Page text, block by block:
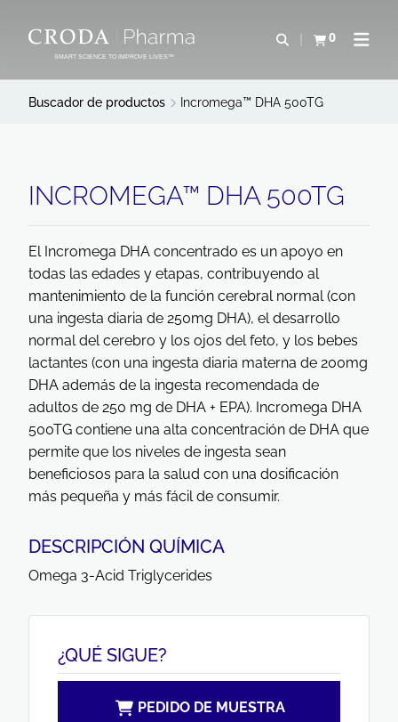
CONTENIDOSMART SCIENCE TO IMPROVE LIVES™
Abrir0
Ver carritoAbrir
Buscador de productos Incromega™ DHA 500TG
INCROMEGA™ DHA 500TG
El Incromega DHA concentrado es un apoyo en
todas las edades y etapas, contribuyendo al
mantenimiento de la función cerebral normal (con
una ingesta diaria de 250mg DHA), el desarrollo
normal del cerebro y los ojos del feto, y los bebes
lactantes (con una ingesta diaria materna de 200mg
DHA además de la ingesta recomendada de
adultos de 250 mg de DHA + EPA). Incromega DHA
500TG contiene una alta concentración de DHA que
permite que los niveles de ingesta sean
beneficiosos para la salud con una dosificación
más pequeña y más fácil de consumir.
DESCRIPCIÓN QUÍMICA
Omega 3-Acid Triglycerides
¿QUÉ SIGUE?
PEDIDO DE MUESTRA